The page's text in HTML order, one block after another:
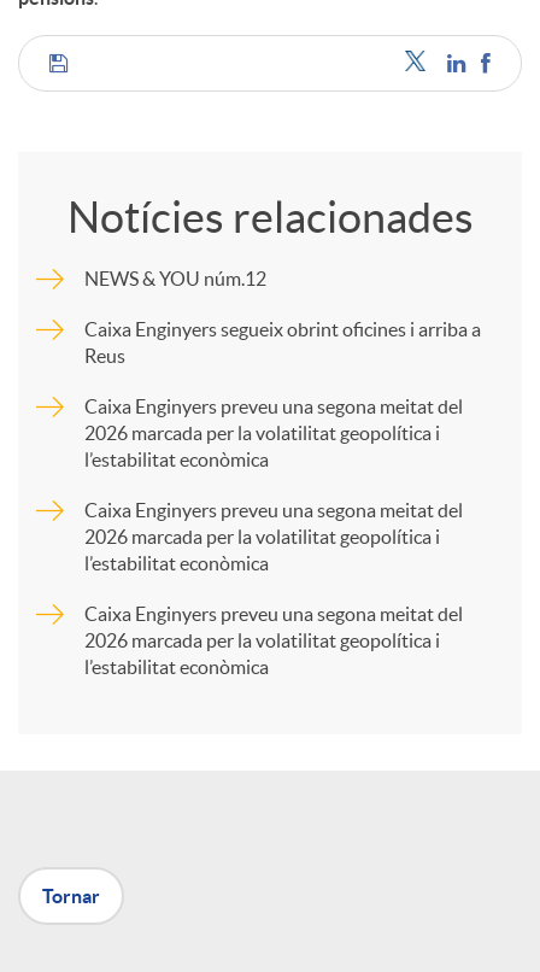
C
m
p
a
X
Notícies relacionades
NEWS & YOU núm.12
Caixa Enginyers segueix obrint oficines i arriba a
Reus
Caixa Enginyers preveu una segona meitat del
2026 marcada per la volatilitat geopolítica i
l’estabilitat econòmica
Caixa Enginyers preveu una segona meitat del
2026 marcada per la volatilitat geopolítica i
l’estabilitat econòmica
Caixa Enginyers preveu una segona meitat del
2026 marcada per la volatilitat geopolítica i
l’estabilitat econòmica
Tornar